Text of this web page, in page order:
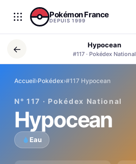
Aller au contenu
Pokémon France
DEPUIS 1999
← Hypocean
#117 · Pokédex National
Accueil›Pokédex›#117 Hypocean
N° 117 · Pokédex National
Hypocean
Eau